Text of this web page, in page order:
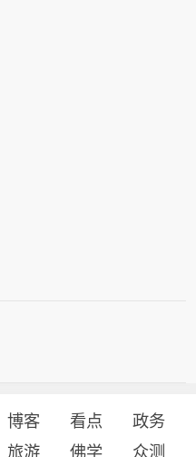
博客 看点
政务
旅游 佛学 众测